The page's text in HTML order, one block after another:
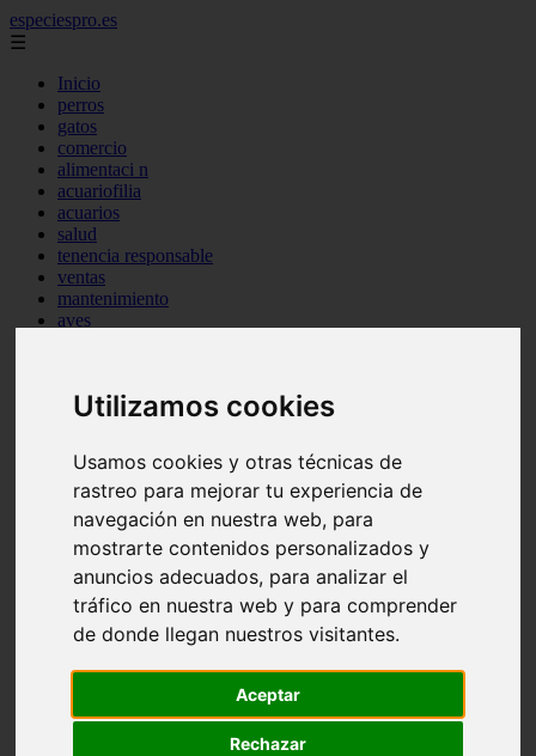
Utilizamos cookies
Usamos cookies y otras técnicas de
rastreo para mejorar tu experiencia de
navegación en nuestra web, para
mostrarte contenidos personalizados y
anuncios adecuados, para analizar el
tráfico en nuestra web y para comprender
de donde llegan nuestros visitantes.
Aceptar
Rechazar
especiespro.es
☰
Inicio
perros
gatos
comercio
alimentaci n
acuariofilia
acuarios
salud
tenencia responsable
ventas
mantenimiento
aves
verano
accesorios
peluquer a canina
complementos
consejos
comportamiento
protagonistas
reptiles
adopci n
acuario